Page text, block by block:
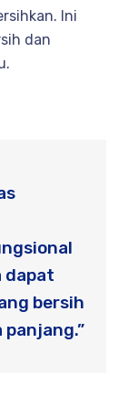
Ini
dan
dapat
bersih